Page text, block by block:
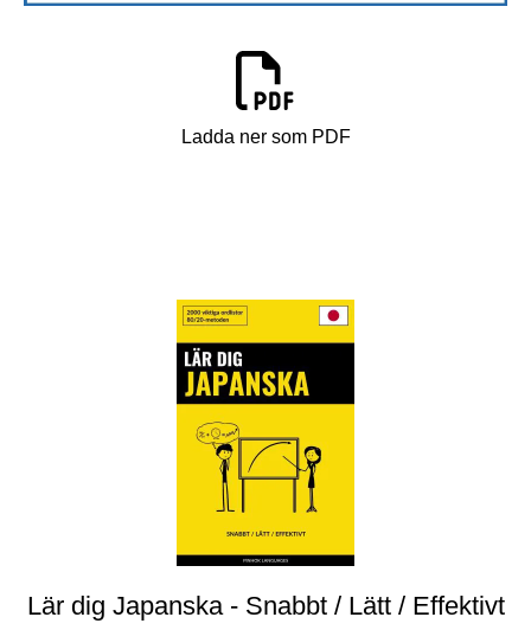
Ladda ner som PDF
Lär dig Japanska - Snabbt / Lätt / Effektivt